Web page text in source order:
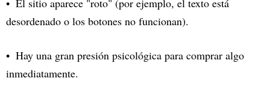
El sitio aparece "roto" (por ejemplo, el texto está
desordenado o los botones no funcionan).
Hay una gran presión psicológica para comprar algo
inmediatamente.